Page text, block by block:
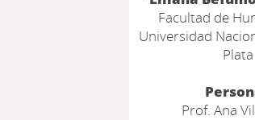
Facultad de
Universidad
Plata
Prof. Ana